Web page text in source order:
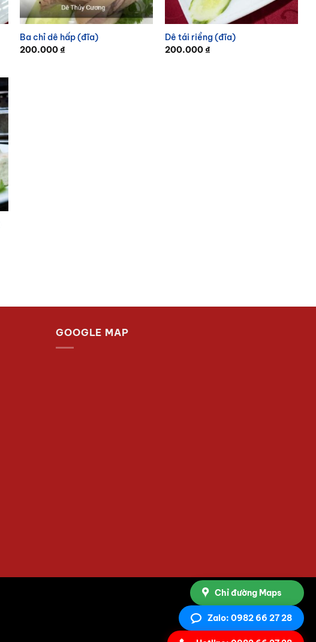
Ba chỉ dê hấp (đĩa)
200.000 ₫
Dê tái riềng (đĩa)
200.000 ₫
GOOGLE MAP
Chỉ đường Maps
Zalo: 0982 66 27 28